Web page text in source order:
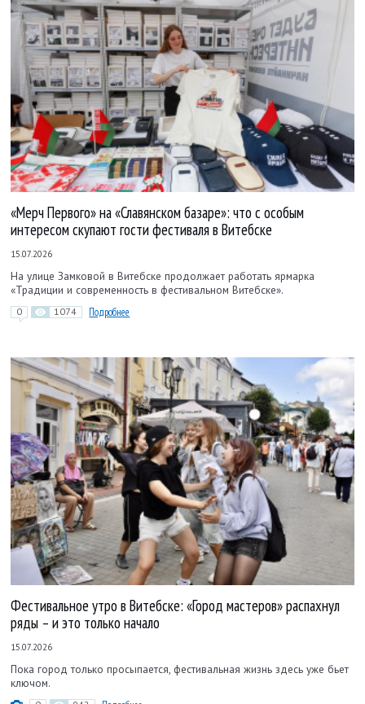
«Мерч Первого» на «Славянском базаре»: что с особым
интересом скупают гости фестиваля в Витебске
15.07.2026
На улице Замковой в Витебске продолжает работать ярмарка
«Традиции и современность в фестивальном Витебске».
0 1074 Подробнее
Фестивальное утро в Витебске: «Город мастеров» распахнул
ряды – и это только начало
15.07.2026
Пока город только просыпается, фестивальная жизнь здесь уже бьет
ключом.